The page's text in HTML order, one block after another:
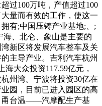
过100万吨，产值超过100
量而有效的工作，使这一
有;中国压铸产业基地;、;
、北仑、象山是主要的
新区将发展汽车整车及关
主导产业。吉利汽车杭州
大众投资117.59亿元，
州湾。宁波将投资30亿在
园，目前已进入园区的高
甬台温——汽摩配生产基